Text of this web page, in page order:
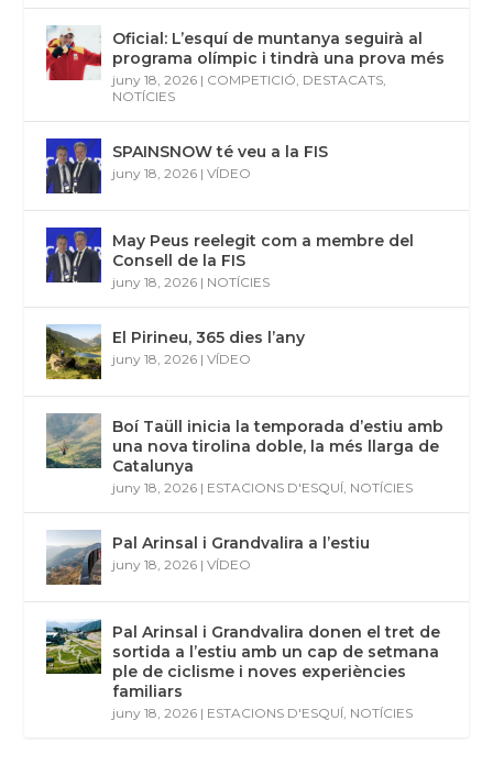
Oficial: L’esquí de muntanya seguirà al
programa olímpic i tindrà una prova més
juny 18, 2026 | COMPETICIÓ, DESTACATS,
NOTÍCIES
SPAINSNOW té veu a la FIS
juny 18, 2026 |VÍDEO
May Peus reelegit com a membre del
Consell de la FIS
juny 18, 2026 | NOTÍCIES
El Pirineu, 365 dies l’any
juny 18, 2026 |VÍDEO
Boí Taüll inicia la temporada d’estiu amb
una nova tirolina doble, la més llarga de
Catalunya
juny 18, 2026 | ESTACIONS D'ESQUÍ, NOTÍCIES
Pal Arinsal i Grandvalira a l’estiu
juny 18, 2026 |VÍDEO
Pal Arinsal i Grandvalira donen el tret de
sortida a l’estiu amb un cap de setmana
ple de ciclisme i noves experiències
familiars
juny 18, 2026 | ESTACIONS D'ESQUÍ, NOTÍCIES